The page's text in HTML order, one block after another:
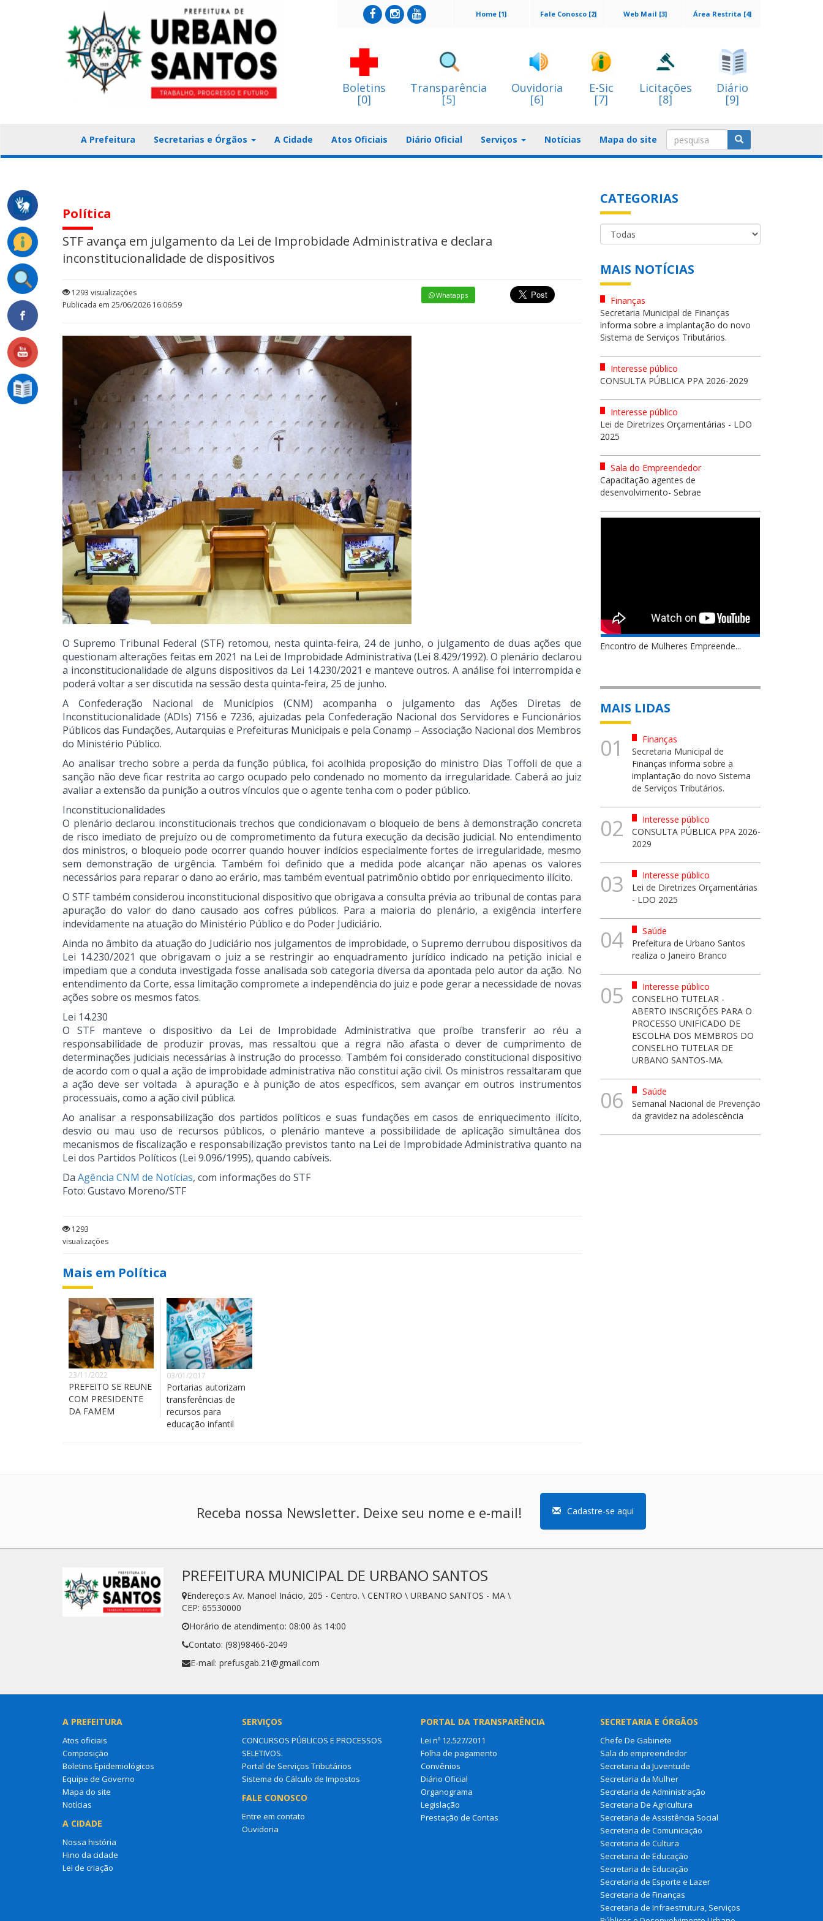
Área Restrita [4]
Web Mail [3]
Fale Conosco [2]
Home [1]
Boletins
[0]
Transparência
[5]
Ouvidoria
[6]
E-Sic
[7]
Licitações
[8]
Diário
[9]
A Prefeitura Secretarias e Órgãos A Cidade Atos Oficiais Diário Oficial Serviços Notícias Mapa do site
Política
STF avança em julgamento da Lei de Improbidade Administrativa e declara
inconstitucionalidade de dispositivos
1293 visualizações
Publicada em 25/06/2026 16:06:59
Whatapps
O Supremo Tribunal Federal (STF) retomou, nesta quinta-feira, 24 de junho, o julgamento de duas ações que
questionam alterações feitas em 2021 na Lei de Improbidade Administrativa (Lei 8.429/1992). O plenário declarou
a inconstitucionalidade de alguns dispositivos da Lei 14.230/2021 e manteve outros. A análise foi interrompida e
poderá voltar a ser discutida na sessão desta quinta-feira, 25 de junho.
A Confederação Nacional de Municípios (CNM) acompanha o julgamento das Ações Diretas de
Inconstitucionalidade (ADIs) 7156 e 7236, ajuizadas pela Confederação Nacional dos Servidores e Funcionários
Públicos das Fundações, Autarquias e Prefeituras Municipais e pela Conamp – Associação Nacional dos Membros
do Ministério Público.
Ao analisar trecho sobre a perda da função pública, foi acolhida proposição do ministro Dias Toffoli de que a
sanção não deve ficar restrita ao cargo ocupado pelo condenado no momento da irregularidade. Caberá ao juiz
avaliar a extensão da punição a outros vínculos que o agente tenha com o poder público.
Inconstitucionalidades
O plenário declarou inconstitucionais trechos que condicionavam o bloqueio de bens à demonstração concreta
de risco imediato de prejuízo ou de comprometimento da futura execução da decisão judicial. No entendimento
dos ministros, o bloqueio pode ocorrer quando houver indícios especialmente fortes de irregularidade, mesmo
sem demonstração de urgência. Também foi definido que a medida pode alcançar não apenas os valores
necessários para reparar o dano ao erário, mas também eventual patrimônio obtido por enriquecimento ilícito.
O STF também considerou inconstitucional dispositivo que obrigava a consulta prévia ao tribunal de contas para
apuração do valor do dano causado aos cofres públicos. Para a maioria do plenário, a exigência interfere
indevidamente na atuação do Ministério Público e do Poder Judiciário.
Ainda no âmbito da atuação do Judiciário nos julgamentos de improbidade, o Supremo derrubou dispositivos da
Lei 14.230/2021 que obrigavam o juiz a se restringir ao enquadramento jurídico indicado na petição inicial e
impediam que a conduta investigada fosse analisada sob categoria diversa da apontada pelo autor da ação. No
entendimento da Corte, essa limitação compromete a independência do juiz e pode gerar a necessidade de novas
ações sobre os mesmos fatos.
Lei 14.230
O STF manteve o dispositivo da Lei de Improbidade Administrativa que proíbe transferir ao réu a
responsabilidade de produzir provas, mas ressaltou que a regra não afasta o dever de cumprimento de
determinações judiciais necessárias à instrução do processo. Também foi considerado constitucional dispositivo
de acordo com o qual a ação de improbidade administrativa não constitui ação civil. Os ministros ressaltaram que
a ação deve ser voltada à apuração e à punição de atos específicos, sem avançar em outros instrumentos
processuais, como a ação civil pública.
Ao analisar a responsabilização dos partidos políticos e suas fundações em casos de enriquecimento ilícito,
desvio ou mau uso de recursos públicos, o plenário manteve a possibilidade de aplicação simultânea dos
mecanismos de fiscalização e responsabilização previstos tanto na Lei de Improbidade Administrativa quanto na
Lei dos Partidos Políticos (Lei 9.096/1995), quando cabíveis.
Da Agência CNM de Notícias, com informações do STF
Foto: Gustavo Moreno/STF
1293
visualizações
Mais em Política
23/11/2022
PREFEITO SE REUNE
COM PRESIDENTE
DA FAMEM
03/01/2017
Portarias autorizam
transferências de
recursos para
educação infantil
CATEGORIAS
MAIS NOTÍCIAS
Finanças
Secretaria Municipal de Finanças
informa sobre a implantação do novo
Sistema de Serviços Tributários.
Interesse público
CONSULTA PÚBLICA PPA 2026-2029
Interesse público
Lei de Diretrizes Orçamentárias - LDO
2025
Sala do Empreendedor
Capacitação agentes de
desenvolvimento- Sebrae
Encontro de Mulheres Empreende...
MAIS LIDAS
01
Finanças
Secretaria Municipal de
Finanças informa sobre a
implantação do novo Sistema
de Serviços Tributários.
02
Interesse público
CONSULTA PÚBLICA PPA 2026-
2029
03
Interesse público
Lei de Diretrizes Orçamentárias
- LDO 2025
04
Saúde
Prefeitura de Urbano Santos
realiza o Janeiro Branco
05
Interesse público
CONSELHO TUTELAR -
ABERTO INSCRIÇÕES PARA O
PROCESSO UNIFICADO DE
ESCOLHA DOS MEMBROS DO
CONSELHO TUTELAR DE
URBANO SANTOS-MA.
06
Saúde
Semanal Nacional de Prevenção
da gravidez na adolescência
Receba nossa Newsletter. Deixe seu nome e e-mail! Cadastre-se aqui
PREFEITURA MUNICIPAL DE URBANO SANTOS
Endereço:s Av. Manoel Inácio, 205 - Centro. \ CENTRO \ URBANO SANTOS - MA \
CEP: 65530000
Horário de atendimento: 08:00 às 14:00
Contato: (98)98466-2049
E-mail: prefusgab.21@gmail.com
A PREFEITURA
Atos oficiais
Composição
Boletins Epidemiológicos
Equipe de Governo
Mapa do site
Notícias
A CIDADE
Nossa história
Hino da cidade
Lei de criação
SERVIÇOS
CONCURSOS PÚBLICOS E PROCESSOS
SELETIVOS.
Portal de Serviços Tributários
Sistema do Cálculo de Impostos
FALE CONOSCO
Entre em contato
Ouvidoria
PORTAL DA TRANSPARÊNCIA
Lei nº 12.527/2011
Folha de pagamento
Convênios
Diário Oficial
Organograma
Legislação
Prestação de Contas
SECRETARIA E ÓRGÃOS
Chefe De Gabinete
Sala do empreendedor
Secretaria da Juventude
Secretaria da Mulher
Secretaria de Administração
Secretaria De Agricultura
Secretaria de Assistência Social
Secretaria de Comunicação
Secretaria de Cultura
Secretaria de Educação
Secretaria de Educação
Secretaria de Esporte e Lazer
Secretaria de Finanças
Secretaria de Infraestrutura, Serviços